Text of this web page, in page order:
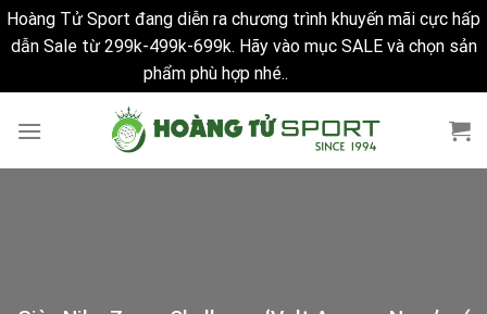
Hoàng Tử Sport đang diễn ra chương trình khuyến mãi cực hấp
dẫn Sale từ 299k-499k-699k. Hãy vào mục SALE và chọn sản
phẩm phù hợp nhé..